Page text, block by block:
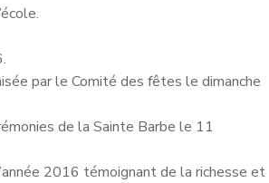
par le Comité des fêtes le dimanche
de la Sainte Barbe le 11
2016 témoignant de la richesse et